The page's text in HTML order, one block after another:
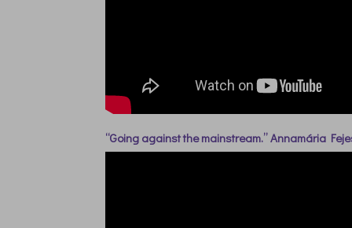
“Going against the mainstream.” Annamária